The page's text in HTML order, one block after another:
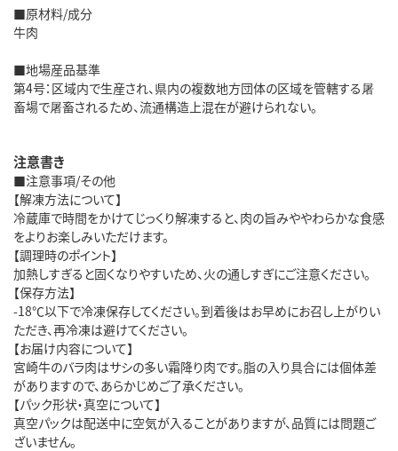
■原材料/成分
牛肉
■地場産品基準
第4号：区域内で生産され、県内の複数地方団体の区域を管轄する屠
畜場で屠畜されるため、流通構造上混在が避けられない。
注意書き
■注意事項/その他
【解凍方法について】
冷蔵庫で時間をかけてじっくり解凍すると、肉の旨みややわらかな食感
をよりお楽しみいただけます。
【調理時のポイント】
加熱しすぎると固くなりやすいため、火の通しすぎにご注意ください。
【保存方法】
-18℃以下で冷凍保存してください。到着後はお早めにお召し上がりい
ただき、再冷凍は避けてください。
【お届け内容について】
宮崎牛のバラ肉はサシの多い霜降り肉です。脂の入り具合には個体差
がありますので、あらかじめご了承ください。
【パック形状・真空について】
真空パックは配送中に空気が入ることがありますが、品質には問題ご
ざいません。